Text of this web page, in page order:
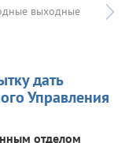
выходные
дать
Управления
отделом